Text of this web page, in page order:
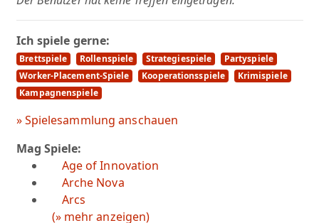
Ich spiele gerne:
Brettspiele Rollenspiele Strategiespiele
Partyspiele
Worker-Placement-Spiele
Kooperationsspiele
Krimispiele
Kampagnenspiele
» Spielesammlung anschauen
Mag Spiele:
Age of Innovation
Arche Nova
Arcs
(» mehr anzeigen)